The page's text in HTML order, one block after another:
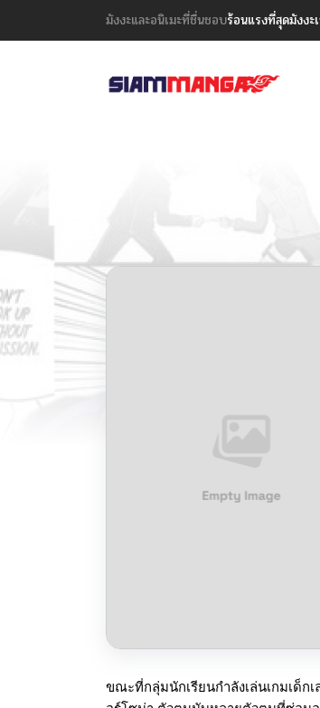
มังงะและอนิเมะที่ชื่นชอบร้อนแรงที่สุดมังงะ
ขณะที่กลุ่มนักเรียนกำลังเล่นเกมเด็ก